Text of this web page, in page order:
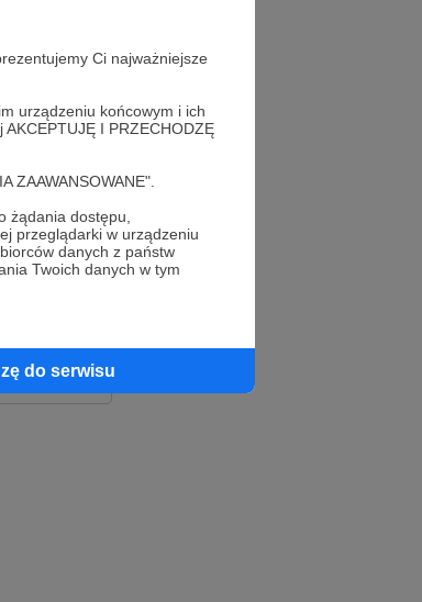
Ci najważniejsze
urządzeniu końcowym i ich
I PRZECHODZĘ
ZAAWANSOWANE".
żądania dostępu,
przeglądarki w urządzeniu
danych z państw
Twoich danych w tym
do serwisu